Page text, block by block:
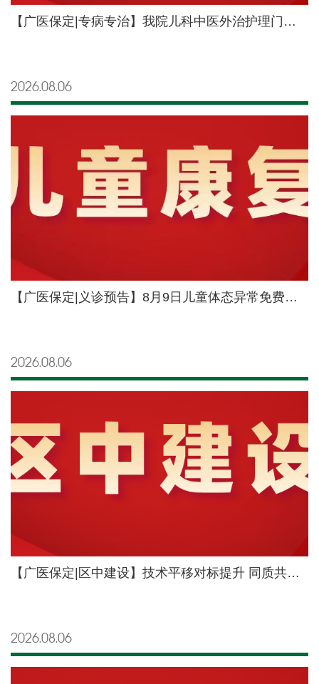
【广医保定|专病专治】我院儿科中医外治护理门诊正式开诊
2026.0806
【广医保定|义诊预告】8月9日儿童体态异常免费评估暨中医儿科外治护理公益义诊活动通知
2026.0806
【广医保定|区中建设】技术平移对标提升 同质共建蓄力发展——京保专家示范教学查房暨四大学科专科建设座谈会举行
2026.0806